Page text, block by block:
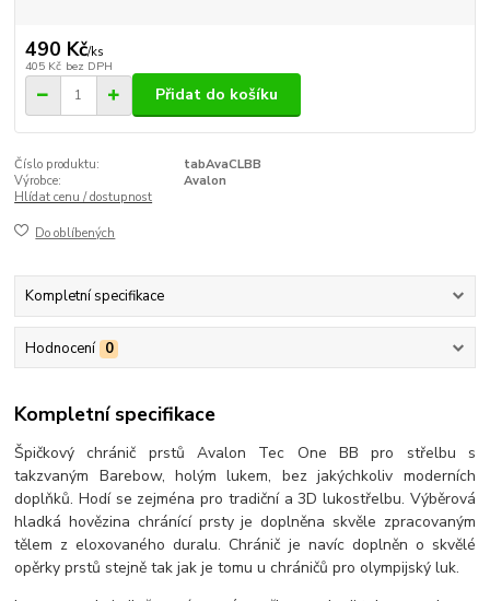
490 Kč/ks
405 Kč bez DPH
Přidat do košíku
Číslo produktu:
tabAvaCLBB
Výrobce:
Avalon
Hlídat cenu / dostupnost
Do oblíbených
Kompletní specifikace
Hodnocení 0
Kompletní specifikace
Špičkový chránič prstů Avalon Tec One BB pro střelbu s
takzvaným Barebow, holým lukem, bez jakýchkoliv moderních
doplňků. Hodí se zejména pro tradiční a 3D lukostřelbu. Výběrová
hladká hovězina chránící prsty je doplněna skvěle zpracovaným
tělem z eloxovaného duralu. Chránič je navíc doplněn o skvělé
opěrky prstů stejně tak jak je tomu u chráničů pro olympijský luk.